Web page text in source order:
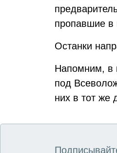
пропавшие
Останки
Напомним, в
под
них в тот же